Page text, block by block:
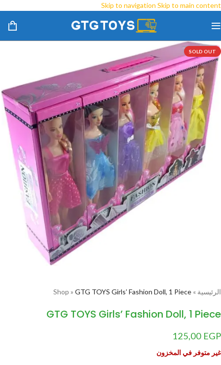
Skip to navigation Skip to main content
SOLD OUT
الرئيسية »
Shop » GTG TOYS Girls’ Fashion Doll, 1 Piece
GTG TOYS Girls’ Fashion Doll, 1 Piece
125,00 EGP
غير متوفر في المخزون